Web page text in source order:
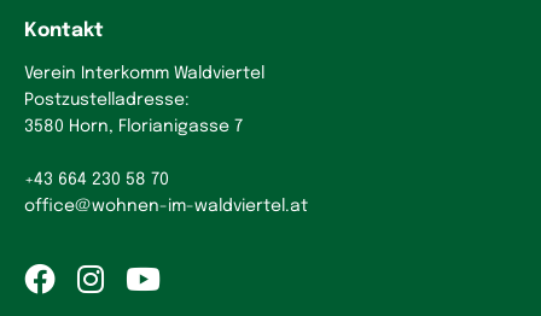
Kontakt
Verein Interkomm Waldviertel
Postzustelladresse:
3580 Horn, Florianigasse 7
+43 664 230 58 70
office@wohnen-im-waldviertel.at